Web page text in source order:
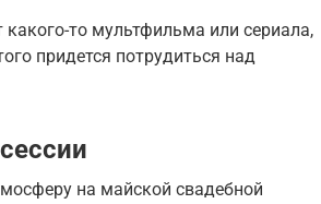
то мультфильма или сериала,
придется потрудиться над
на майской свадебной